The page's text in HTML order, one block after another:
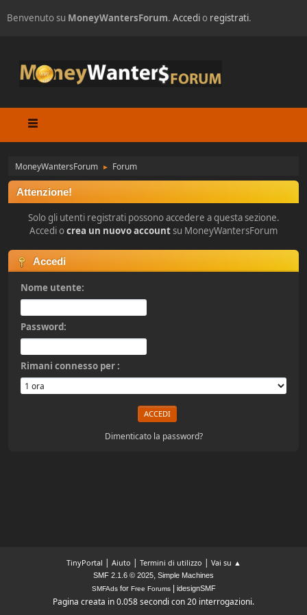
Benvenuto su MoneyWantersForum. Accedio registrati.
MoneyWantersForum ► Forum
Attenzione!
Solo gli utenti registrati possono accedere a questa sezione.
Accedi ocrea un nuovo accountsu MoneyWantersForum
Accedi
Nome utente:
Password:
Rimani connesso per :
Dimenticato la password?
TinyPortal | Aiuto | Termini di utilizzo | Vai su ▲
SMF 2.1.6 © 2025, Simple Machines
SMFAdsfor Free Forums| idesignSMF
Pagina creata in 0.058 secondi con 20 interrogazioni.